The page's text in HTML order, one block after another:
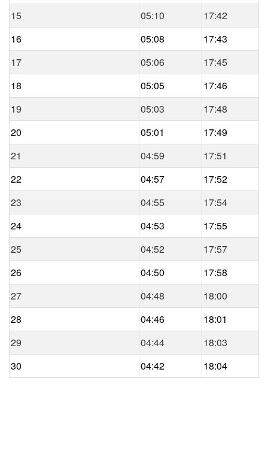
15
05:10
17:42
16
05:08
17:43
17
05:06
17:45
18
05:05
17:46
19
05:03
17:48
20
05:01
17:49
21
04:59
17:51
22
04:57
17:52
23
04:55
17:54
24
04:53
17:55
25
04:52
17:57
26
04:50
17:58
27
04:48
18:00
28
04:46
18:01
29
04:44
18:03
30
04:42 18:04